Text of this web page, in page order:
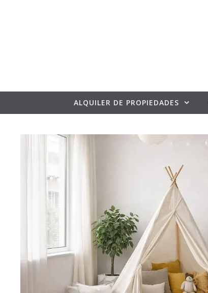
ALQUILER DE PROPIEDADES